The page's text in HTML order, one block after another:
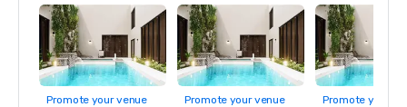
Promote your venue Promote your venue Promote your